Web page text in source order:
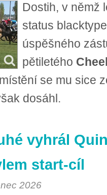
Dostih, v němž
status
úspěšného
pětiletého
se mu sice
dosáhl.
vyhrál
start-cíl
2026